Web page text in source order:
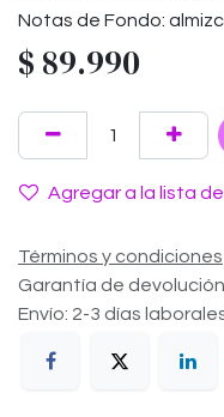
Notas de Fondo:
$ 89.990
Agregar a la lista
Términos y condiciones
Garantía de
Envío: 2-3 días